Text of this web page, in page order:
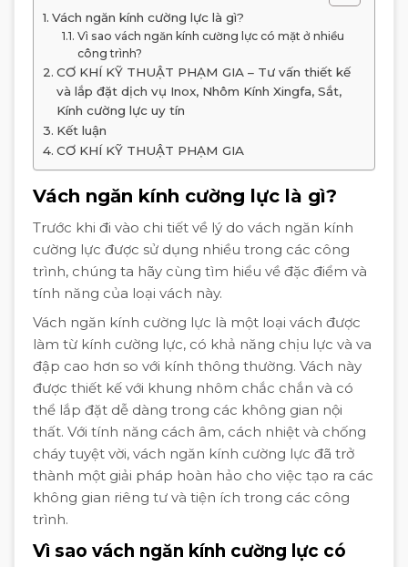
Vách ngăn kính cường lực là gì?
Vì sao vách ngăn kính cường lực có mặt ở nhiều
công trình?
CƠ KHÍ KỸ THUẬT PHẠM GIA – Tư vấn thiết kế
và lắp đặt dịch vụ Inox, Nhôm Kính Xingfa, Sắt,
Kính cường lực uy tín
Kết luận
CƠ KHÍ KỸ THUẬT PHẠM GIA
Vách ngăn kính cường lực là gì?
Trước khi đi vào chi tiết về lý do vách ngăn kính
cường lực được sử dụng nhiều trong các công
trình, chúng ta hãy cùng tìm hiểu về đặc điểm và
tính năng của loại vách này.
Vách ngăn kính cường lực là một loại vách được
làm từ kính cường lực, có khả năng chịu lực và va
đập cao hơn so với kính thông thường. Vách này
được thiết kế với khung nhôm chắc chắn và có
thể lắp đặt dễ dàng trong các không gian nội
thất. Với tính năng cách âm, cách nhiệt và chống
cháy tuyệt vời, vách ngăn kính cường lực đã trở
thành một giải pháp hoàn hảo cho việc tạo ra các
không gian riêng tư và tiện ích trong các công
trình.
Vì sao vách ngăn kính cường lực có